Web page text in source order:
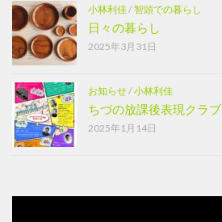
小林利佳/智頭での暮らし
日々の暮らし
2025年3月31日
お知らせ/小林利佳
ちづの放課後表現クラブ
2025年1月14日